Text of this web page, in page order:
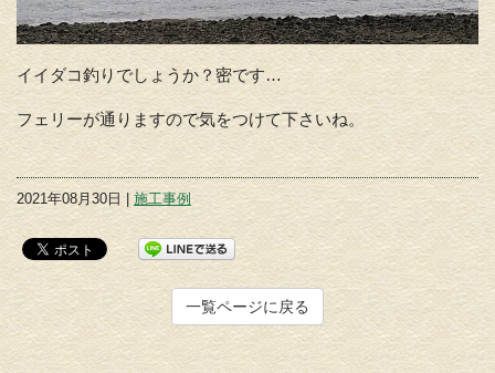
イイダコ釣りでしょうか？密です…
フェリーが通りますので気をつけて下さいね。
2021年08月30日 | 施工事例
一覧ページに戻る